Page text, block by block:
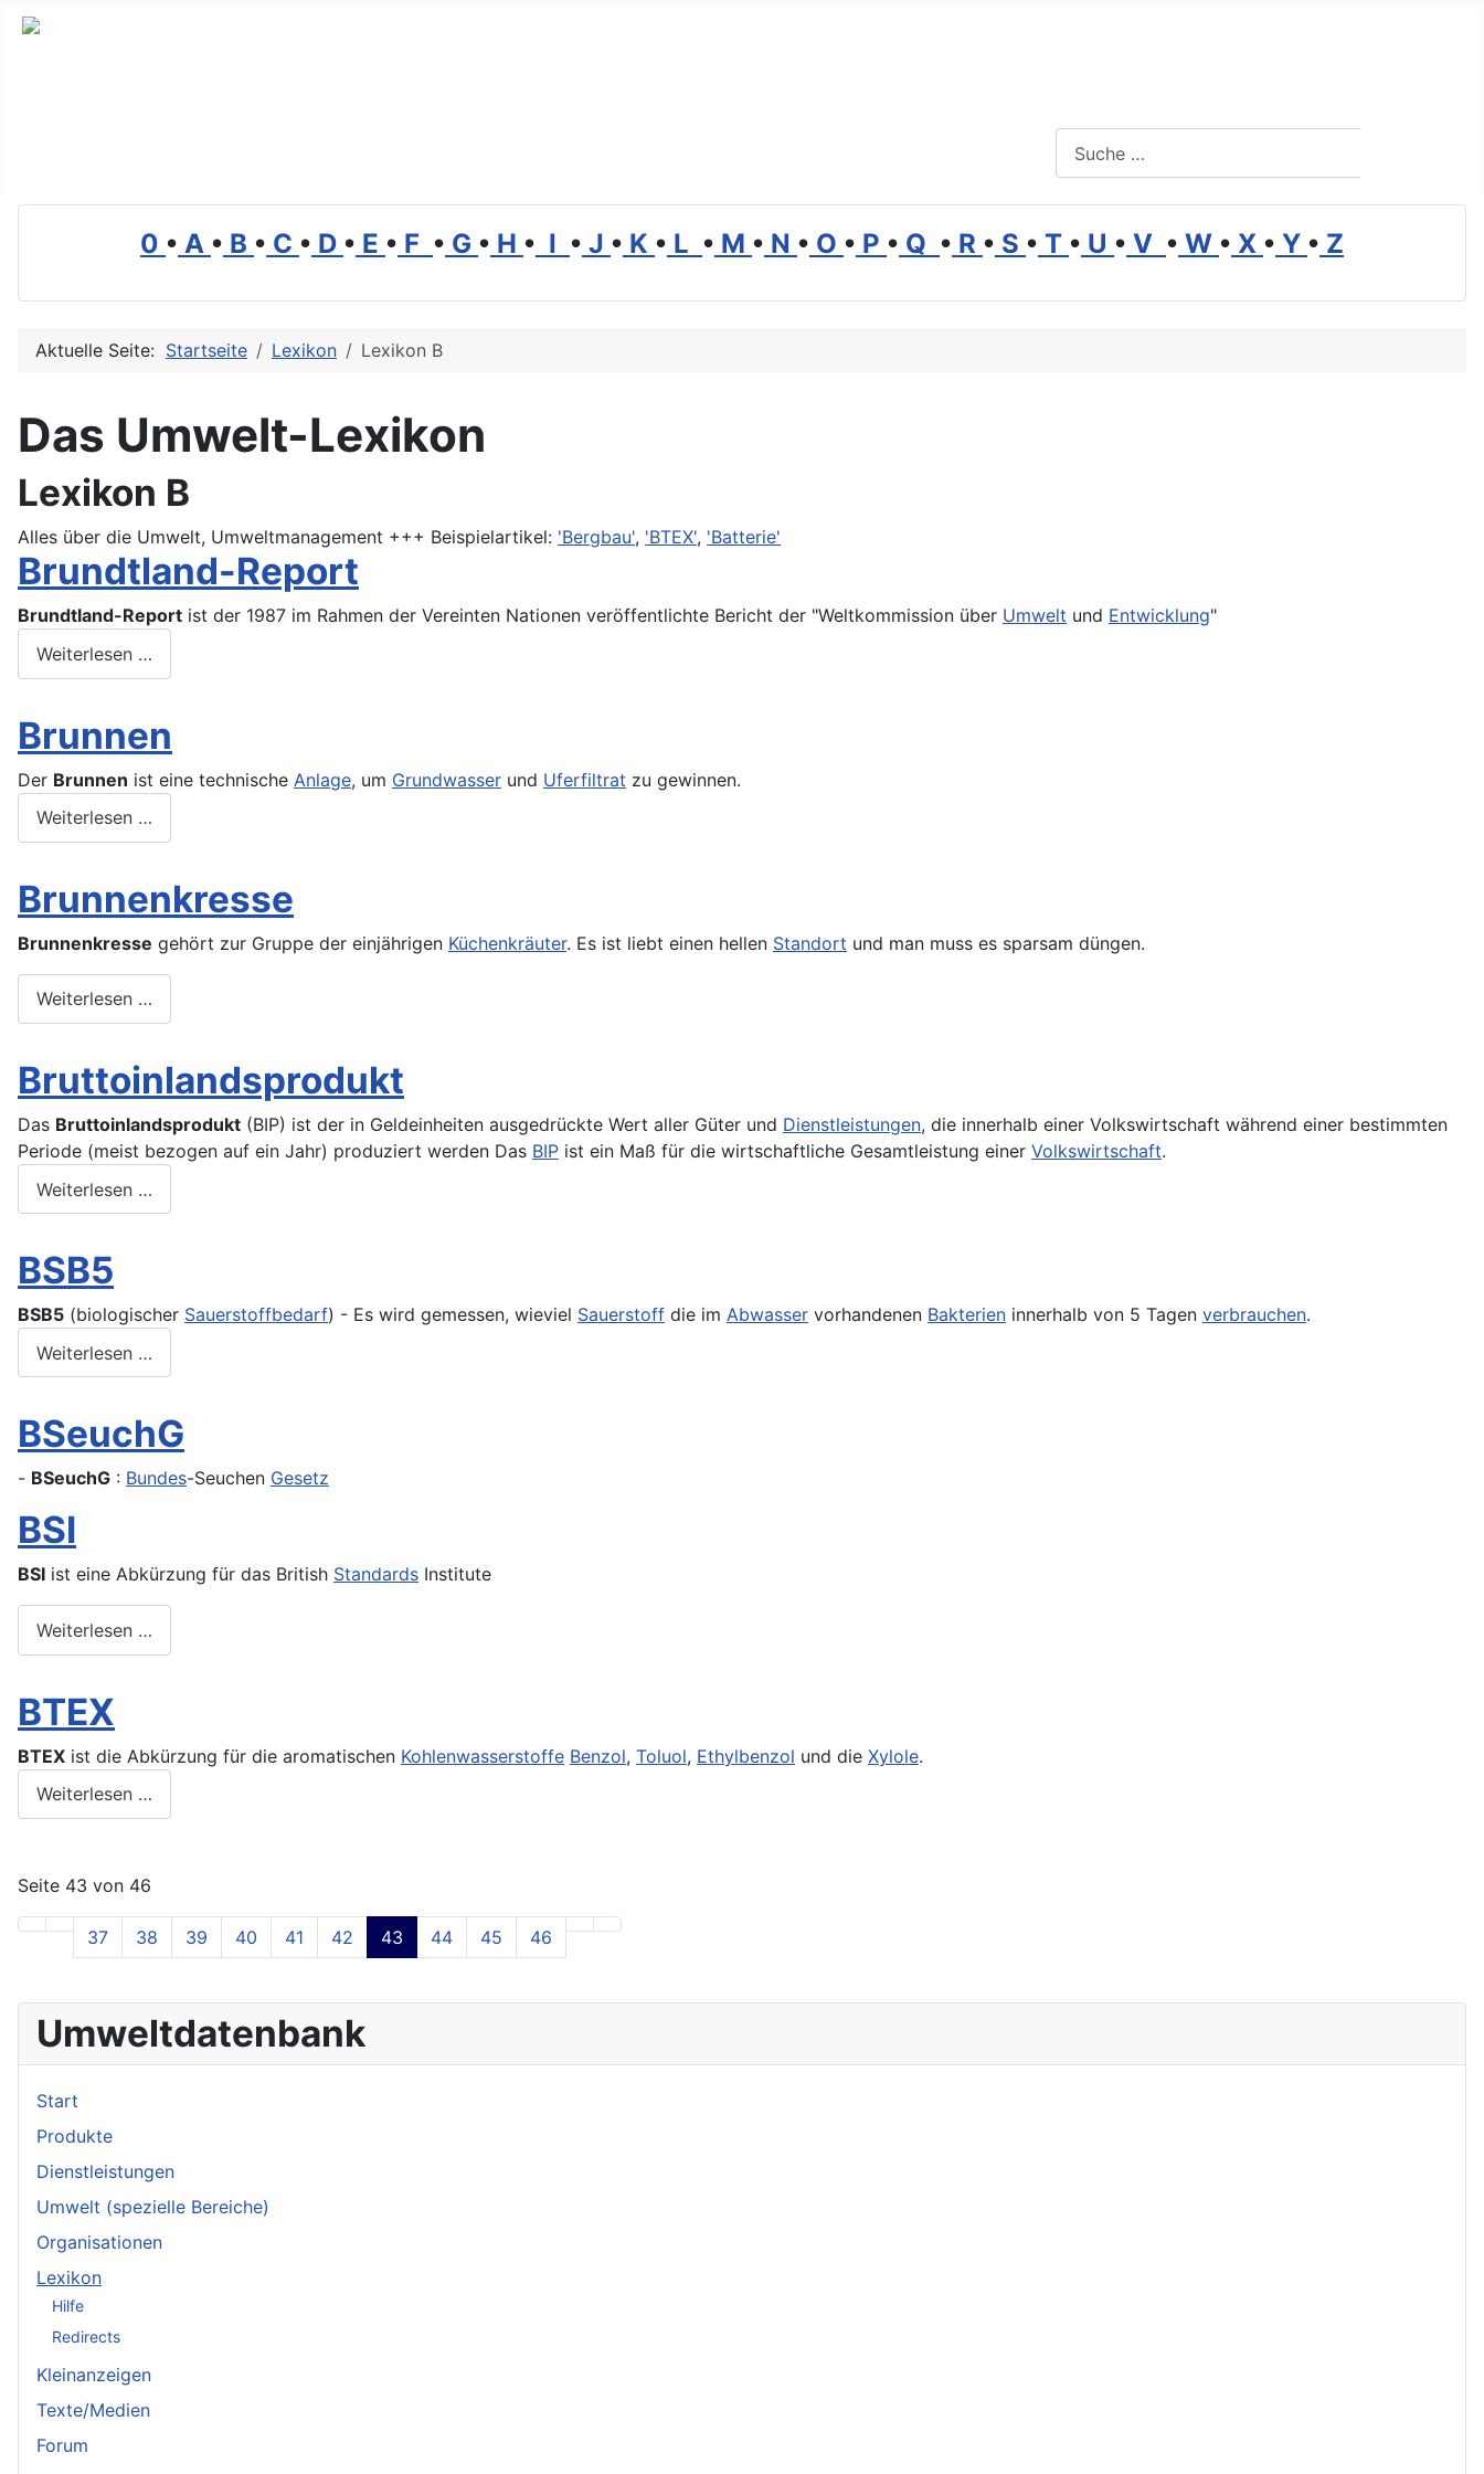
0 • A • B • C • D • E • F • G • H • I • J • K • L • M • N • O • P • Q • R • S • T • U • V • W • X • Y • Z
Aktuelle Seite: Startseite Lexikon Lexikon B
Das Umwelt-Lexikon
Lexikon B
Alles über die Umwelt, Umweltmanagement +++ Beispielartikel: 'Bergbau', 'BTEX', 'Batterie'
Brundtland-Report
Brundtland-Report ist der 1987 im Rahmen der Vereinten Nationen veröffentlichte Bericht der "Weltkommission über Umwelt und Entwicklung"
Weiterlesen …
Brunnen
Der Brunnen ist eine technische Anlage, um Grundwasser und Uferfiltrat zu gewinnen.
Weiterlesen …
Brunnenkresse
Brunnenkresse gehört zur Gruppe der einjährigen Küchenkräuter. Es ist liebt einen hellen Standort und man muss es sparsam düngen.
Weiterlesen …
Bruttoinlandsprodukt
Das Bruttoinlandsprodukt (BIP) ist der in Geldeinheiten ausgedrückte Wert aller Güter und Dienstleistungen, die innerhalb einer Volkswirtschaft während einer bestimmten
Periode (meist bezogen auf ein Jahr) produziert werden Das BIP ist ein Maß für die wirtschaftliche Gesamtleistung einer Volkswirtschaft.
Weiterlesen …
BSB5
BSB5 (biologischer Sauerstoffbedarf) - Es wird gemessen, wieviel Sauerstoff die im Abwasser vorhandenen Bakterien innerhalb von 5 Tagen verbrauchen.
Weiterlesen …
BSeuchG
- BSeuchG : Bundes-Seuchen Gesetz
BSI
BSI ist eine Abkürzung für das British Standards Institute
Weiterlesen …
BTEX
BTEX ist die Abkürzung für die aromatischen Kohlenwasserstoffe Benzol, Toluol, Ethylbenzol und die Xylole.
Weiterlesen …
Seite 43 von 46
37 38 39 40 41 42 43 44 45 46
Umweltdatenbank
Start
Produkte
Dienstleistungen
Umwelt (spezielle Bereiche)
Organisationen
Lexikon
Hilfe
Redirects
Kleinanzeigen
Texte/Medien
Forum